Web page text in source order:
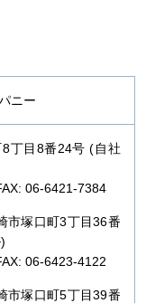
ニー
丁目8番24号 (自社
06-6421-7384
市塚口町3丁目36番
06-6423-4122
市塚口町5丁目39番